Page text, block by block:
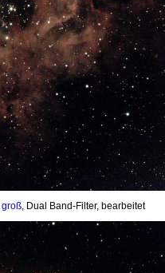
groß, Dual Band-Filter, bearbeitet